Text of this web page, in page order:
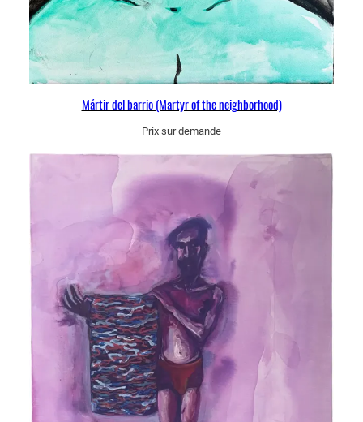
Mártir del barrio (Martyr of the neighborhood)
Prix sur demande